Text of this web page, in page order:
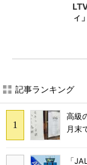
ィ
記事ランキング
高級
月末
「